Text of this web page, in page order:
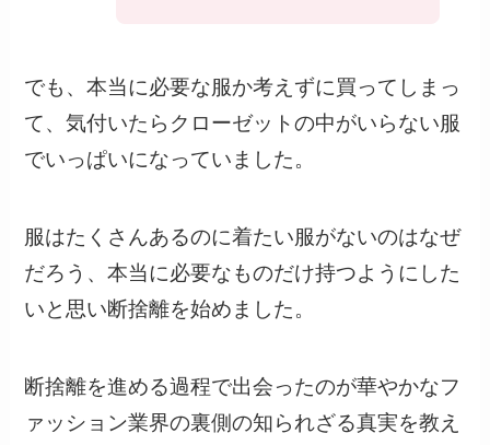
でも、本当に必要な服か考えずに買ってしまっ
て、気付いたらクローゼットの中がいらない服
でいっぱいになっていました。
服はたくさんあるのに着たい服がないのはなぜ
だろう、本当に必要なものだけ持つようにした
いと思い断捨離を始めました。
断捨離を進める過程で出会ったのが華やかなフ
ァッション業界の裏側の知られざる真実を教え